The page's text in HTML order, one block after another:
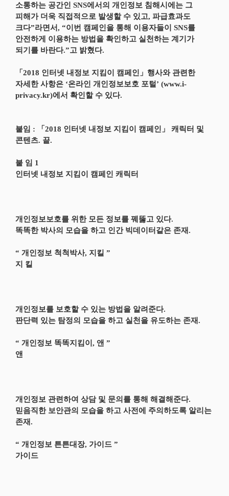
소통하는 공간인 SNS에서의 개인정보 침해시에는 그
피해가 더욱 직접적으로 발생할 수 있고, 파급효과도
크다”라면서, “이번 캠페인을 통해 이용자들이 SNS를
안전하게 이용하는 방법을 확인하고 실천하는 계기가
되기를 바란다.”고 밝혔다.
「2018 인터넷 내정보 지킴이 캠페인」행사와 관련한
자세한 사항은 ‘온라인 개인정보보호 포털’ (www.i-
privacy.kr)에서 확인할 수 있다.
붙임 : 「2018 인터넷 내정보 지킴이 캠페인」 캐릭터 및
콘텐츠. 끝.
붙 임 1
인터넷 내정보 지킴이 캠페인 캐릭터
개인정보보호를 위한 모든 정보를 꿰뚫고 있다.
똑똑한 박사의 모습을 하고 인간 빅데이터같은 존재.
“ 개인정보 척척박사, 지킬 ”
지 킬
개인정보를 보호할 수 있는 방법을 알려준다.
판단력 있는 탐정의 모습을 하고 실천을 유도하는 존재.
“ 개인정보 똑똑지킴이, 앤 ”
앤
개인정보 관련하여 상담 및 문의를 통해 해결해준다.
믿음직한 보안관의 모습을 하고 사전에 주의하도록 알리는
존재.
“ 개인정보 튼튼대장, 가이드 ”
가이드